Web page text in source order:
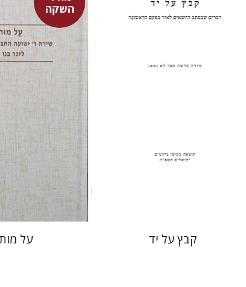
פנחס רוט
הנחת אתר ספר מודפס
קבץ על יד
השקה
שולמית אליצור
מחיר
$39
על